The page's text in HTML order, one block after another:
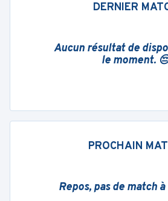
DERNIER
Aucun résultat de
le moment.
PROCHAIN
Repos, pas de match